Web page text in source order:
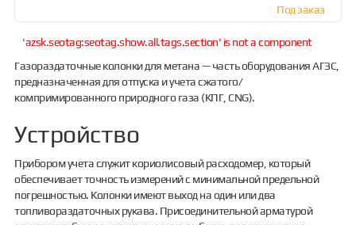
Под заказ
'azsk.seotag:seotag.show.all.tags.section' is not a component
Газораздаточные колонки для метана — часть оборудования АГЗС,
предназначенная для отпуска и учета сжатого/
компримированного природного газа (КПГ, CNG).
Устройство
Прибором учета служит кориолисовый расходомер, который
обеспечивает точность измерений с минимальной предельной
погрешностью. Колонки имеют выход на один или два
топливораздаточных рукава. Присоединительной арматурой